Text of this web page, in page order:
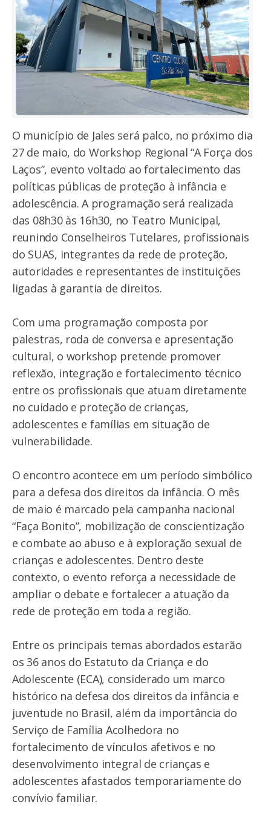
O município de Jales será palco, no próximo dia
27 de maio, do Workshop Regional “A Força dos
Laços”, evento voltado ao fortalecimento das
políticas públicas de proteção à infância e
adolescência. A programação será realizada
das 08h30 às 16h30, no Teatro Municipal,
reunindo Conselheiros Tutelares, profissionais
do SUAS, integrantes da rede de proteção,
autoridades e representantes de instituições
ligadas à garantia de direitos.
Com uma programação composta por
palestras, roda de conversa e apresentação
cultural, o workshop pretende promover
reflexão, integração e fortalecimento técnico
entre os profissionais que atuam diretamente
no cuidado e proteção de crianças,
adolescentes e famílias em situação de
vulnerabilidade.
O encontro acontece em um período simbólico
para a defesa dos direitos da infância. O mês
de maio é marcado pela campanha nacional
“Faça Bonito”, mobilização de conscientização
e combate ao abuso e à exploração sexual de
crianças e adolescentes. Dentro deste
contexto, o evento reforça a necessidade de
ampliar o debate e fortalecer a atuação da
rede de proteção em toda a região.
Entre os principais temas abordados estarão
os 36 anos do Estatuto da Criança e do
Adolescente (ECA), considerado um marco
histórico na defesa dos direitos da infância e
juventude no Brasil, além da importância do
Serviço de Família Acolhedora no
fortalecimento de vínculos afetivos e no
desenvolvimento integral de crianças e
adolescentes afastados temporariamente do
convívio familiar.